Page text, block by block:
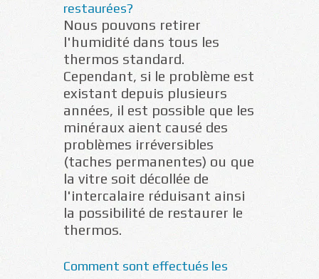
restaurées?
Nous pouvons retirer
l'humidité dans tous les
thermos standard.
Cependant, si le problème est
existant depuis plusieurs
années, il est possible que les
minéraux aient causé des
problèmes irréversibles
(taches permanentes) ou que
la vitre soit décollée de
l'intercalaire réduisant ainsi
la possibilité de restaurer le
thermos.
Comment sont effectués les